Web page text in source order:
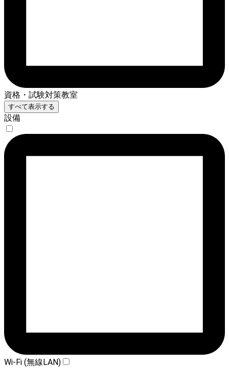
資格・試験対策教室
すべて表示する
設備
Wi-Fi (無線LAN)